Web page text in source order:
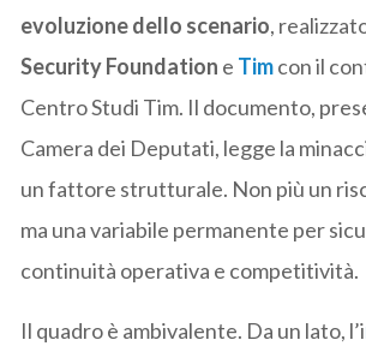
evoluzione dello scenario,
Security Foundation e Timcon il
Centro Studi Tim. Il documento,
Camera dei Deputati, legge la
un fattore strutturale. Non più un
ma una variabile permanente per
continuità operativa e competitività.
Il quadro è ambivalente. Da un lato, l’i